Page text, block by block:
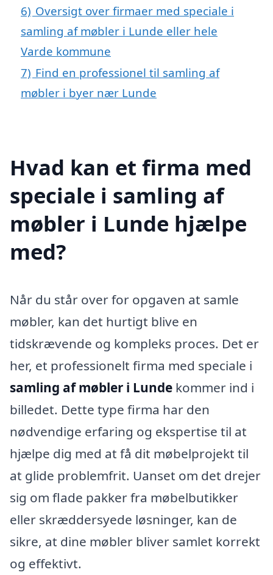
6) Oversigt over firmaer med speciale i
samling af møbler i Lunde eller hele
Varde kommune
7) Find en professionel til samling af
møbler i byer nær Lunde
Hvad kan et firma med
speciale i samling af
møbler i Lunde hjælpe
med?
Når du står over for opgaven at samle
møbler, kan det hurtigt blive en
tidskrævende og kompleks proces. Det er
her, et professionelt firma med speciale i
samling af møbler i Lunde kommer ind i
billedet. Dette type firma har den
nødvendige erfaring og ekspertise til at
hjælpe dig med at få dit møbelprojekt til
at glide problemfrit. Uanset om det drejer
sig om flade pakker fra møbelbutikker
eller skræddersyede løsninger, kan de
sikre, at dine møbler bliver samlet korrekt
og effektivt.